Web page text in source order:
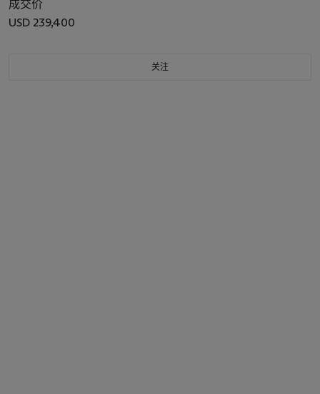
成交价
USD 239,400
关注